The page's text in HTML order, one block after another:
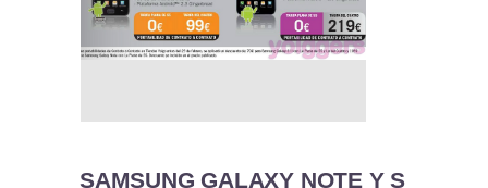
SAMSUNG GALAXY NOTE Y S